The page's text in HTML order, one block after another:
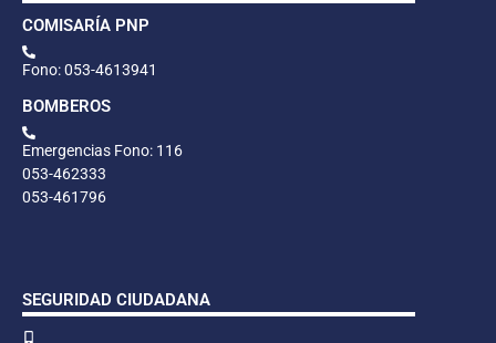
COMISARÍA PNP
Fono: 053-4613941
BOMBEROS
Emergencias Fono: 116
053-462333
053-461796
SEGURIDAD CIUDADANA